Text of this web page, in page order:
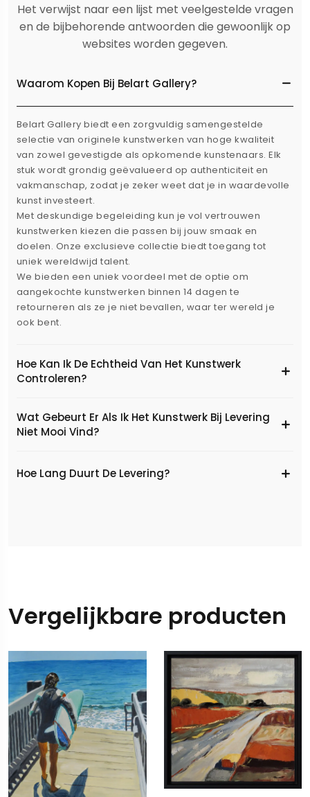
Het verwijst naar een lijst met veelgestelde vragen
en de bijbehorende antwoorden die gewoonlijk op
websites worden gegeven.
Waarom Kopen Bij Belart Gallery?
Belart Gallery biedt een zorgvuldig samengestelde
selectie van originele kunstwerken van hoge kwaliteit
van zowel gevestigde als opkomende kunstenaars. Elk
stuk wordt grondig geëvalueerd op authenticiteit en
vakmanschap, zodat je zeker weet dat je in waardevolle
kunst investeert.
Met deskundige begeleiding kun je vol vertrouwen
kunstwerken kiezen die passen bij jouw smaak en
doelen. Onze exclusieve collectie biedt toegang tot
uniek wereldwijd talent.
We bieden een uniek voordeel met de optie om
aangekochte kunstwerken binnen 14 dagen te
retourneren als ze je niet bevallen, waar ter wereld je
ook bent.
Hoe Kan Ik De Echtheid Van Het Kunstwerk
Controleren?
Wat Gebeurt Er Als Ik Het Kunstwerk Bij Levering
Niet Mooi Vind?
Hoe Lang Duurt De Levering?
Vergelijkbare producten